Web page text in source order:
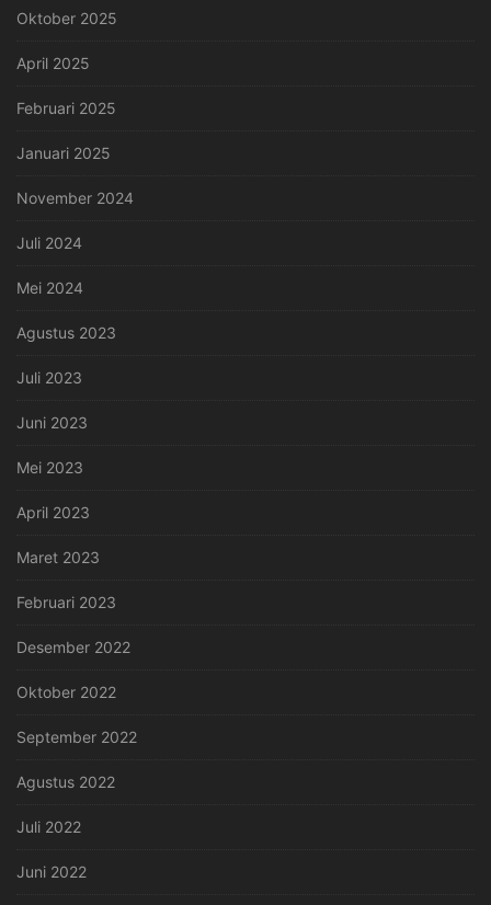
Oktober 2025
April 2025
Februari 2025
Januari 2025
November 2024
Juli 2024
Mei 2024
Agustus 2023
Juli 2023
Juni 2023
Mei 2023
April 2023
Maret 2023
Februari 2023
Desember 2022
Oktober 2022
September 2022
Agustus 2022
Juli 2022
Juni 2022